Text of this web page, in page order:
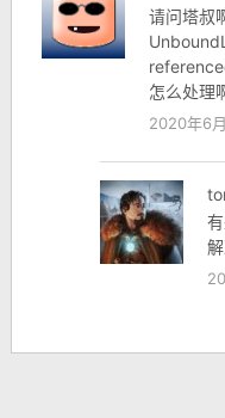
请问塔叔
怎么处理
2020年6